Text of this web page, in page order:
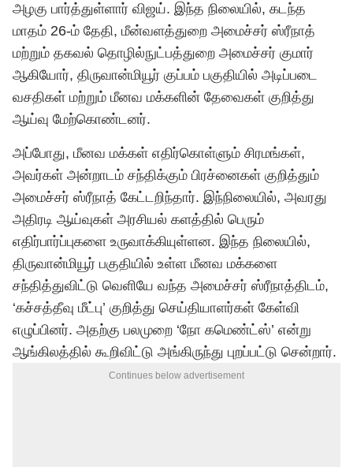
அழகு பார்த்துள்ளார் விஜய். இந்த நிலையில், கடந்த
மாதம் 26-ம் தேதி, மீன்வளத்துறை அமைச்சர் ஸ்ரீநாத்
மற்றும் தகவல் தொழில்நுட்பத்துறை அமைச்சர் குமார்
ஆகியோர், திருவான்மியூர் குப்பம் பகுதியில் அடிப்படை
வசதிகள் மற்றும் மீனவ மக்களின் தேவைகள் குறித்து
ஆய்வு மேற்கொண்டனர்.
அப்போது, மீனவ மக்கள் எதிர்கொள்ளும் சிரமங்கள்,
அவர்கள் அன்றாடம் சந்திக்கும் பிரச்னைகள் குறித்தும்
அமைச்சர் ஸ்ரீநாத் கேட்டறிந்தார். இந்நிலையில், அவரது
அதிரடி ஆய்வுகள் அரசியல் களத்தில் பெரும்
எதிர்பார்ப்புகளை உருவாக்கியுள்ளன. இந்த நிலையில்,
திருவான்மியூர் பகுதியில் உள்ள மீனவ மக்களை
சந்தித்துவிட்டு வெளியே வந்த அமைச்சர் ஸ்ரீநாத்திடம்,
‘கச்சத்தீவு மீட்பு’ குறித்து செய்தியாளர்கள் கேள்வி
எழுப்பினர். அதற்கு பலமுறை ‘நோ கமெண்ட்ஸ்’ என்று
ஆங்கிலத்தில் கூறிவிட்டு அங்கிருந்து புறப்பட்டு சென்றார்.
Continues below advertisement